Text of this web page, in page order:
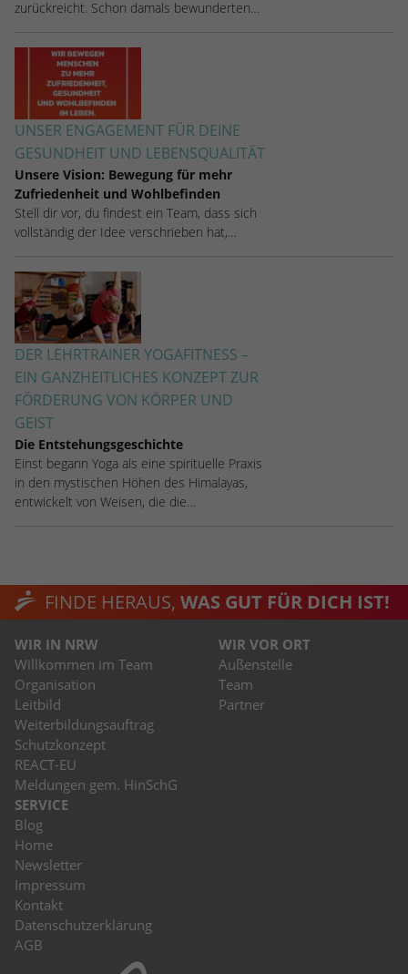
zurückreicht. Schon damals bewunderten…
UNSER ENGAGEMENT FÜR DEINE
GESUNDHEIT UND LEBENSQUALITÄT
Unsere Vision: Bewegung für mehr
Zufriedenheit und Wohlbefinden
Stell dir vor, du findest ein Team, dass sich
vollständig der Idee verschrieben hat,…
DER LEHRTRAINER YOGAFITNESS –
EIN GANZHEITLICHES KONZEPT ZUR
FÖRDERUNG VON KÖRPER UND
GEIST
Die Entstehungsgeschichte
Einst begann Yoga als eine spirituelle Praxis
in den mystischen Höhen des Himalayas,
entwickelt von Weisen, die die…
FINDE HERAUS, WAS GUT FÜR DICH IST!
WIR IN NRW
Willkommen im Team
Organisation
Leitbild
Weiterbildungsauftrag
Schutzkonzept
REACT-EU
Meldungen gem. HinSchG
WIR VOR ORT
Außenstelle
Team
Partner
SERVICE
Blog
Home
Newsletter
Impressum
Kontakt
Datenschutzerklärung
AGB